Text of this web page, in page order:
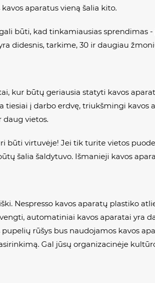
aparatus vieną šalia kito.
būti, kad tinkamiausias sprendimas
didesnis, tarkime, 30 ir daugiau
kur būtų geriausia statyti kavos
tiesiai į darbo erdvę, triukšmingi
daug vietos.
būti virtuvėje! Jei tik turite vietos
šalia šaldytuvo. Išmanieji kavos
Nespresso kavos aparatų plastiko
automatiniai kavos aparatai yra
rūšys bus naudojamos kavos
Gal jūsų organizacinėje